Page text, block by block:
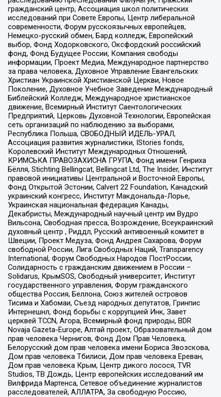
гражданский центр, Ассоциация школ политических
исследований при Совете Европы, Центр либеральной
современности, Форум русскоязычных европейцев,
Немецко-русский обмен, Бард колледж, Европейский
выбор, Фонд Ходорковского, Оксфордский российский
фонд, Фонд Будущее России, Компания свободы
информации, Проект Медиа, Международное партнерство
за права человека, Духовное Управление Евангельских
Христиан Украинской Христианской Церкви, Новое
Поколение, Духовное Учебное Заведение Международный
Библейский Колледж, Международное христианское
движение, Всемирный Институт Саентологических
Предприятий, Церковь Духовной Технологии, Европейская
сеть организаций по наблюдению за выборами,
Республика Польша, СВОБОДНЫЙ ИДЕЛЬ-УРАЛ,
Ассоциация развития журналистики, IStories fonds,
Королевский Институт Международных Отношений,
КРИМСЬКА ПРАВОЗАХИСНА ГРУПА, Фонд имени Генриха
Бёлля, Stichting Bellingcat, Bellingcat Ltd, The Insider, Институт
правовой инициативы Центральной и Восточной Европы,
Фонд Открытой Эстонии, Calvert 22 Foundation, Канадский
украинский конгресс, Институт Макдональда-Лорье,
Украинская национальная федерация Канады,
Декабристы, Международный научный центр им Вудро
Вильсона, Свободная пресса, Возрождение, Всеукраинский
духовный центр , Риддл, Русский антивоенный комитет в
Швеции, Проект Медуза, Фонд Андрея Сахарова, Форум
свободной России, Лига Свободных Наций, Transparеncy
International, Форум Свободных Народов ПостРоссии,
Солидарность с гражданским движением в России –
Solidarus, КрымSOS, Свободный университет, Институт
государственного управления, Форум гражданского
общества Россия, Беллона, Союз жителей островов
Тисима и Хабомаи, Съезд народных депутатов, Гринпис
Интернешнл, Фонд борьбы с коррупцией Инк, Завет
церквей TCCN, Агора, Всемирный фонд природы, BDR
Novaja Gazeta-Europe, Алтай проект, Образовательный дом
прав человека Чернигов, Фонд Дом Прав Человека,
Белорусский дом прав человека имени Бориса Звозскова,
Дом прав человека Тбилиси, Дом прав человека Ереван,
Дом прав человека Крым, Центр дикого лосося, TVR
Studios, ТВ Дождь, Центр европейских исследований им
Вилфрида Мартенса, Сетевое объединение журналистов
расследователей, АЛЛАТРА, За свободную Россию,